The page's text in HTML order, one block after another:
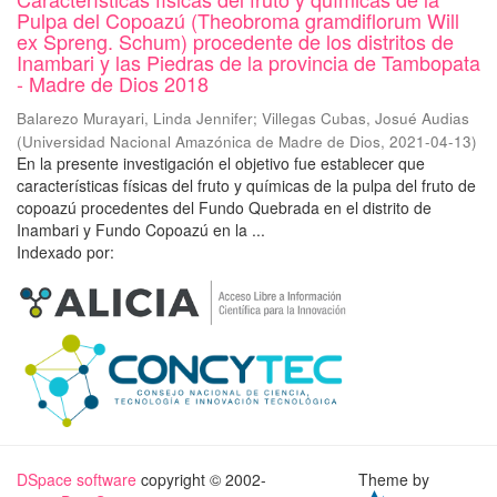
Pulpa del Copoazú (Theobroma gramdiflorum Will
ex Spreng. Schum) procedente de los distritos de
Inambari y las Piedras de la provincia de Tambopata
- Madre de Dios 2018
Balarezo Murayari, Linda Jennifer; Villegas Cubas, Josué Audias
(Universidad Nacional Amazónica de Madre de Dios, 2021-04-13)
En la presente investigación el objetivo fue establecer que
características físicas del fruto y químicas de la pulpa del fruto de
copoazú procedentes del Fundo Quebrada en el distrito de
Inambari y Fundo Copoazú en la ...
Indexado por:
DSpace software copyright © 2002-
Theme by